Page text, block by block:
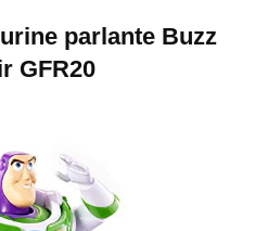
parlante Buzz
GFR20